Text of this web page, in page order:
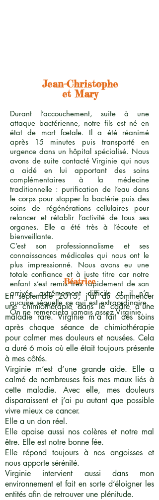
Jean-Christophe
et Mary
Durant l’accouchement, suite à une
attaque bactérienne, notre fils est né en
état de mort fœtale. Il a été réanimé
après 15 minutes puis transporté en
urgence dans un hôpital spécialisé. Nous
avons de suite contacté Virginie qui nous
a aidé en lui apportant des soins
complémentaires à la médecine
traditionnelle : purification de l’eau dans
le corps pour stopper la bactérie puis des
soins de régénérations cellulaires pour
relancer et rétablir l’activité de tous ses
organes. Elle a été très à l’écoute et
bienveillante.
C’est son professionnalisme et ses
connaissances médicales qui nous ont le
plus impressionné. Nous avons eu une
totale confiance et à juste titre car notre
enfant s’est remis très rapidement de son
arrivée extrêmement difficile et il n’a
aucune séquelle ce qui est extraordinaire.
On ne remerciera jamais assez Virginie.
Béatrice
En septembre 2015, j'ai dû commencer
une chimiothérapie dans le cadre d'une
maladie rare. Virginie m'a fait des soins
après chaque séance de chimiothérapie
pour calmer mes douleurs et nausées. Cela
a duré 6 mois où elle était toujours présente
à mes côtés.
Virginie m’est d’une grande aide. Elle a
calmé de nombreuses fois mes maux liés à
cette maladie. Avec elle, mes douleurs
disparaissent et j’ai pu autant que possible
vivre mieux ce cancer.
Elle a un don réel.
Elle apaise aussi nos colères et notre mal
être. Elle est notre bonne fée.
Elle répond toujours à nos angoisses et
nous apporte sérénité.
Virginie intervient aussi dans mon
environnement et fait en sorte d’éloigner les
entités afin de retrouver une plénitude.